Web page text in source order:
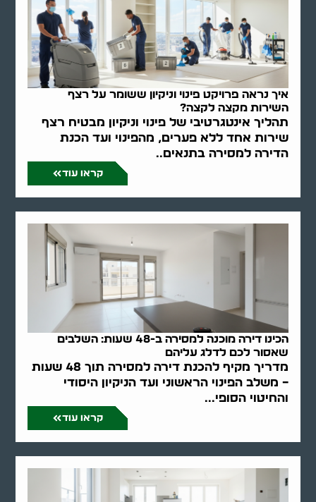
איך נראה פרויקט פינוי וניקיון ששומר על רצף
השירות מקצה לקצה?
תהליך אינטגרטיבי של פינוי וניקיון מבטיח רצף
שירות אחד ללא פערים, מהפינוי ועד הכנת
הדירה למסירה בתנאים..
קראו עוד
הכינו דירה מוכנה למסירה ב-48 שעות: השלבים
שאסור לכם לדלג עליהם
מדריך מקיף להכנת דירה למסירה תוך 48 שעות
– משלב הפינוי הראשוני ועד הניקיון היסודי
והחיטוי הסופי...
קראו עוד